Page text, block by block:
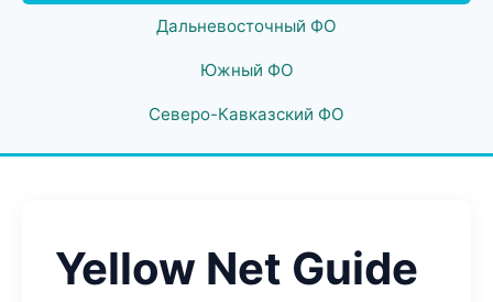
Дальневосточный ФО
Южный ФО
Северо-Кавказский ФО
Yellow Net Guide